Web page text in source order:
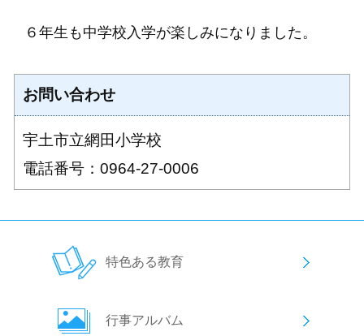
６年生も中学校入学が楽しみになりました。
お問い合わせ
宇土市立網田小学校
電話番号：0964-27-0006
特色ある教育
行事アルバム